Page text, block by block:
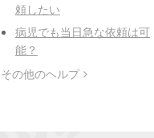
頼したい
病児でも当日急な依頼は可
能？
その他のヘルプ